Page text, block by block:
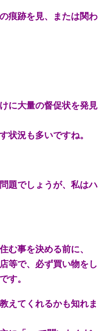
痕跡を見、または関わ
に大量の督促状を発見
状況も多いですね。
題でしょうが、私はハ
む事を決める前に、
等で、必ず買い物をし
す。
えてくれるかも知れま